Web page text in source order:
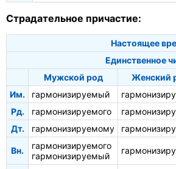
Страдательное причастие:
Настоящее
Единственное
Мужской род
Женский
Им.
гармонизируемый
Рд.
гармонизируемого
Дт.
гармонизируемому
Вн.
гармонизируемого
гармонизируемый